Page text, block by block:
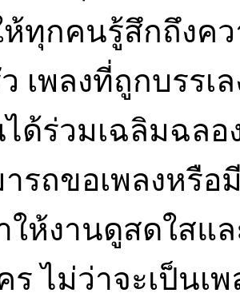
ห้ทุกคนรู้สึกถึงค
เพลงที่ถูกบรร
ด้ร่วมเฉลิมฉล
รถขอเพลงหรือ
ให้งานดูสดใสแ
ร ไม่ว่าจะเป็นเ